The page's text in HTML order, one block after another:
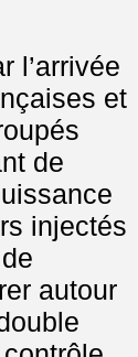
l’arrivée
et
de
injectés
autour